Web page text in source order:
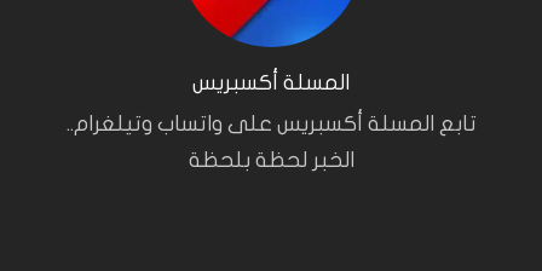
المسلة أكسبريس
تابع المسلة أكسبريس على واتساب وتيلغرام..
الخبر لحظة بلحظة